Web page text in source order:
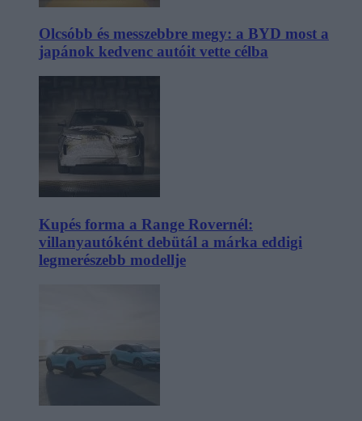
Olcsóbb és messzebbre megy: a BYD most a
japánok kedvenc autóit vette célba
Kupés forma a Range Rovernél:
villanyautóként debütál a márka eddigi
legmerészebb modellje